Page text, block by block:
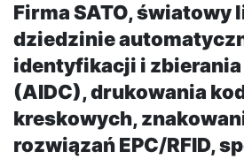
Firma SATO, światowy
dziedzinie
identyfikacji i zbierania
(AIDC), drukowania
kreskowych,
rozwiązań EPC/RFID,